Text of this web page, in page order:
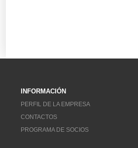
INFORMACIÓN
PERFIL DE LA EMPRESA
CONTACTOS
PROGRAMA DE SOCIOS